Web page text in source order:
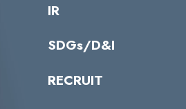
パートナー企業一覧
カテゴリー別サービス一
IR
IRカレンダー
IRライブラリー
SDGs/D&I
当グループのマテリアリ
RECRUIT